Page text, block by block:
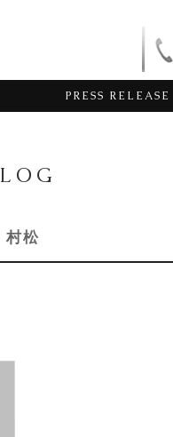
PRESS RELEASE
松